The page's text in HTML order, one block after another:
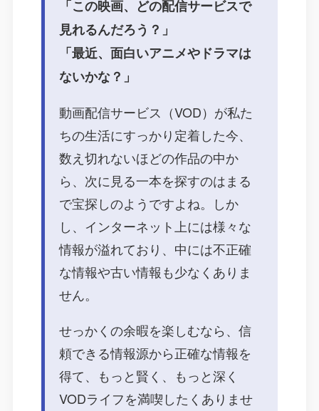
「この映画、どの配信サービスで
見れるんだろう？」
「最近、面白いアニメやドラマは
ないかな？」
動画配信サービス（VOD）が私た
ちの生活にすっかり定着した今、
数え切れないほどの作品の中か
ら、次に見る一本を探すのはまる
で宝探しのようですよね。しか
し、インターネット上には様々な
情報が溢れており、中には不正確
な情報や古い情報も少なくありま
せん。
せっかくの余暇を楽しむなら、信
頼できる情報源から正確な情報を
得て、もっと賢く、もっと深く
VODライフを満喫したくありませ